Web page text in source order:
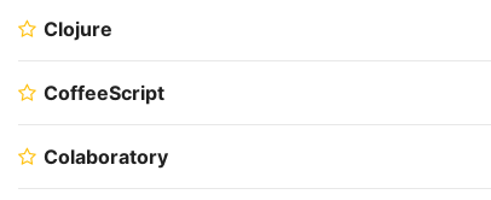
Clojure
CoffeeScript
Colaboratory